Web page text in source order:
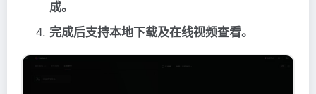
成。
完成后支持本地下载及在线视频查看。